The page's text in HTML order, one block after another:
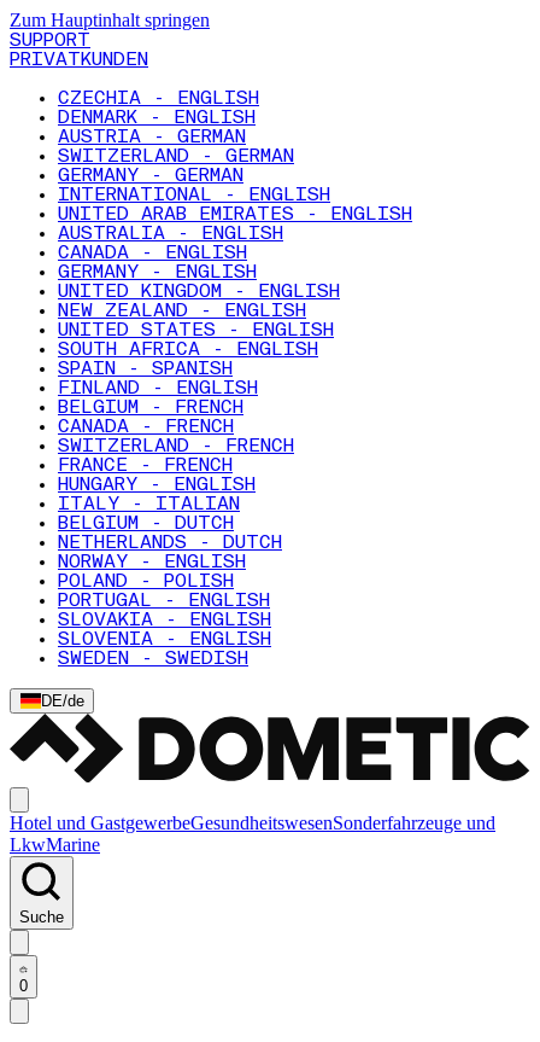
Zum Hauptinhalt springen
SUPPORT
PRIVATKUNDEN
CZECHIA - ENGLISH
DENMARK - ENGLISH
AUSTRIA - GERMAN
SWITZERLAND - GERMAN
GERMANY - GERMAN
INTERNATIONAL - ENGLISH
UNITED ARAB EMIRATES - ENGLISH
AUSTRALIA - ENGLISH
CANADA - ENGLISH
GERMANY - ENGLISH
UNITED KINGDOM - ENGLISH
NEW ZEALAND - ENGLISH
UNITED STATES - ENGLISH
SOUTH AFRICA - ENGLISH
SPAIN - SPANISH
FINLAND - ENGLISH
BELGIUM - FRENCH
CANADA - FRENCH
SWITZERLAND - FRENCH
FRANCE - FRENCH
HUNGARY - ENGLISH
ITALY - ITALIAN
BELGIUM - DUTCH
NETHERLANDS - DUTCH
NORWAY - ENGLISH
POLAND - POLISH
PORTUGAL - ENGLISH
SLOVAKIA - ENGLISH
SLOVENIA - ENGLISH
SWEDEN - SWEDISH
DE/de
Hotel und GastgewerbeGesundheitswesenSonderfahrzeuge und
LkwMarine
Suche
0